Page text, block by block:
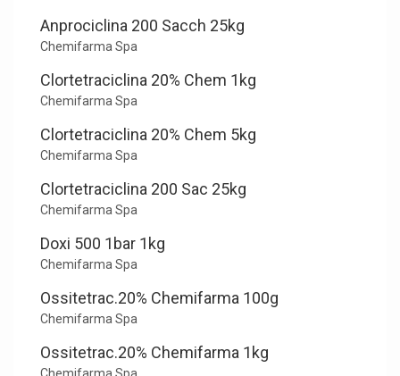
Anprociclina 200 Sacch 25kg
Chemifarma Spa
Clortetraciclina 20% Chem 1kg
Chemifarma Spa
Clortetraciclina 20% Chem 5kg
Chemifarma Spa
Clortetraciclina 200 Sac 25kg
Chemifarma Spa
Doxi 500 1bar 1kg
Chemifarma Spa
Ossitetrac.20% Chemifarma 100g
Chemifarma Spa
Ossitetrac.20% Chemifarma 1kg